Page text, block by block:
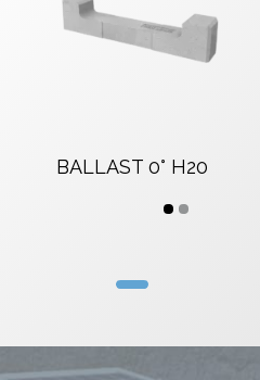
BALLAST 0° H20